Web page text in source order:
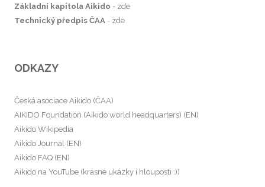
Základní kapitola Aikido - zde
Technický předpis ČAA - zde
ODKAZY
Česká asociace Aikido (ČAA)
AIKIDO Foundation (Aikido world headquarters) (EN)
Aikido Wikipedia
Aikido Journal (EN)
Aikido FAQ (EN)
Aikido na YouTube (krásné ukázky i hlouposti :))